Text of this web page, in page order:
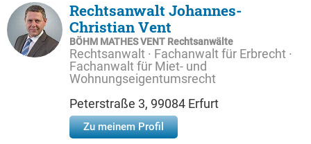
Rechtsanwalt Johannes-
Christian Vent
BÖHM MATHES VENT Rechtsanwälte
Rechtsanwalt · Fachanwalt für Erbrecht ·
Fachanwalt für Miet- und
Wohnungseigentumsrecht
Peterstraße 3, 99084 Erfurt
Zu meinem Profil